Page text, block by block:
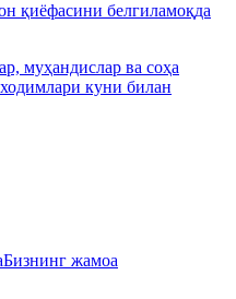
қиёфасини белгиламоқда
муҳандислар ва соҳа
куни билан
Бизнинг жамоа